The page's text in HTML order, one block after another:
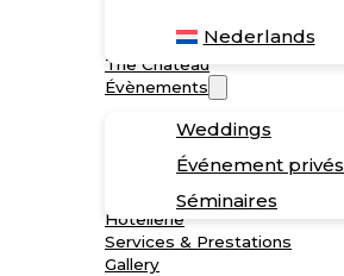
Nederlands
The Château
Évènements
Weddings
Événement privés
Séminaires
Hôtellerie
Services & Prestations
Gallery